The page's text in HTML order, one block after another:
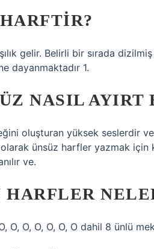
gelir. Belirli bir sırada
dayanmaktadır 1.
NASIL AYIRT
oluşturan yüksek seslerdir ve
olarak ünsüz harfler yazmak
ve.
HARFLER
O, O, O, O, O, O dahil 8 ünlü